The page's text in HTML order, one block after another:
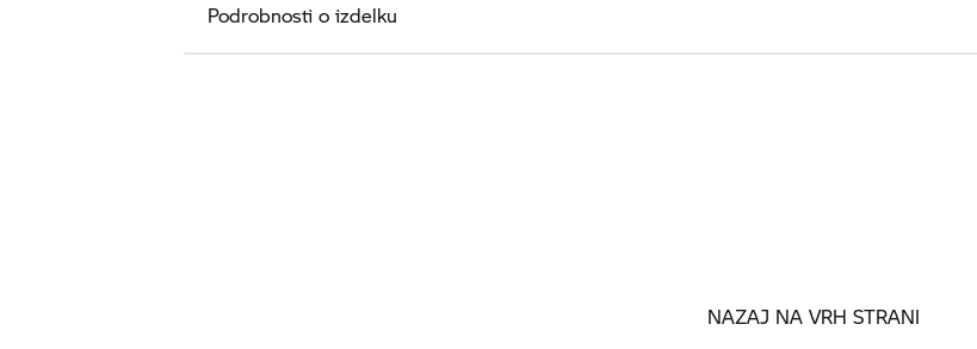
Podrobnosti o izdelku
NAZAJ NA VRH STRANI